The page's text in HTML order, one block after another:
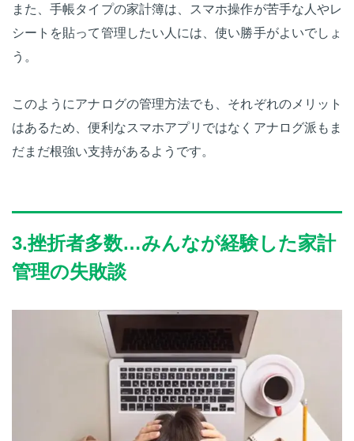
また、手帳タイプの家計簿は、スマホ操作が苦手な人やレ
シートを貼って管理したい人には、使い勝手がよいでしょ
う。
このようにアナログの管理方法でも、それぞれのメリット
はあるため、便利なスマホアプリではなくアナログ派もま
だまだ根強い支持があるようです。
3.挫折者多数…みんなが経験した家計
管理の失敗談